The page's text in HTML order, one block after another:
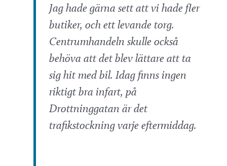
Jag hade gärna sett att vi hade fler
butiker, och ett levande torg.
Centrumhandeln skulle också
behöva att det blev lättare att ta
sig hit med bil. Idag finns ingen
riktigt bra infart, på
Drottninggatan är det
trafikstockning varje eftermiddag.